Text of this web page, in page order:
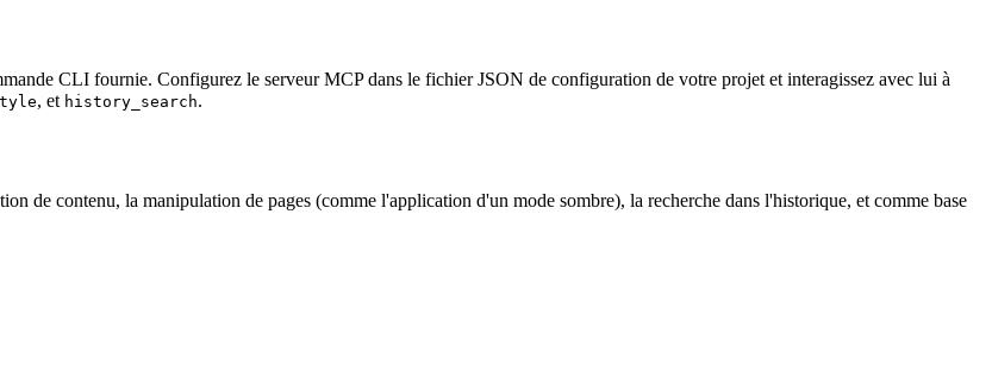
CLI fournie. Configurez le serveur MCP dans le fichier JSON de configuration de votre projet et interagissez avec lui à
, et history_search.
de contenu, la manipulation de pages (comme l'application d'un mode sombre), la recherche dans l'historique, et comme base